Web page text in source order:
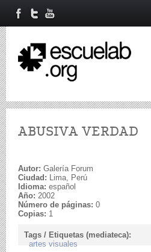
ABUSIVA VERDAD
Autor: Galería Forum
Ciudad: Lima, Perú
Idioma: español
Año: 2002
Número de páginas: 0
Copias: 1
Tags / Etiquetas (mediateca):
artes visuales